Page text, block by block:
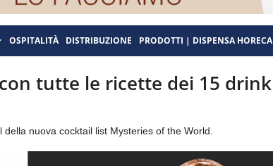
OSPITALITÀ DISTRIBUZIONE PRODOTTI | DISPENSA HORECA
tutte le ricette dei 15 drink
nuova cocktail list Mysteries of the World.